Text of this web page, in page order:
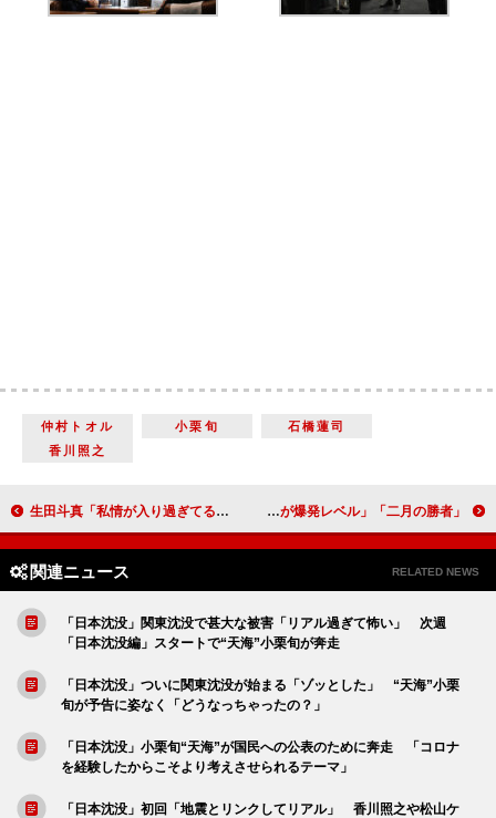
仲村トオル 小栗旬
石橋蓮司
香川照之
生田斗真「私情が入り過ぎてるよ！」 弟・竜聖アナと舞台あいさつで“共演” 「二月の勝者」不登校児×天才児の“本音のぶつけ合い”に反響 「樹里ちゃんとまるみちゃんの化学反応が爆発レベル」
関連ニュース RELATED NEWS
「日本沈没」関東沈没で甚大な被害「リアル過ぎて怖い」 次週
「日本沈没編」スタートで“天海”小栗旬が奔走
「日本沈没」ついに関東沈没が始まる「ゾッとした」 “天海”小栗
旬が予告に姿なく「どうなっちゃったの？」
「日本沈没」小栗旬“天海”が国民への公表のために奔走 「コロナ
を経験したからこそより考えさせられるテーマ」
「日本沈没」初回「地震とリンクしてリアル」 香川照之や松山ケ